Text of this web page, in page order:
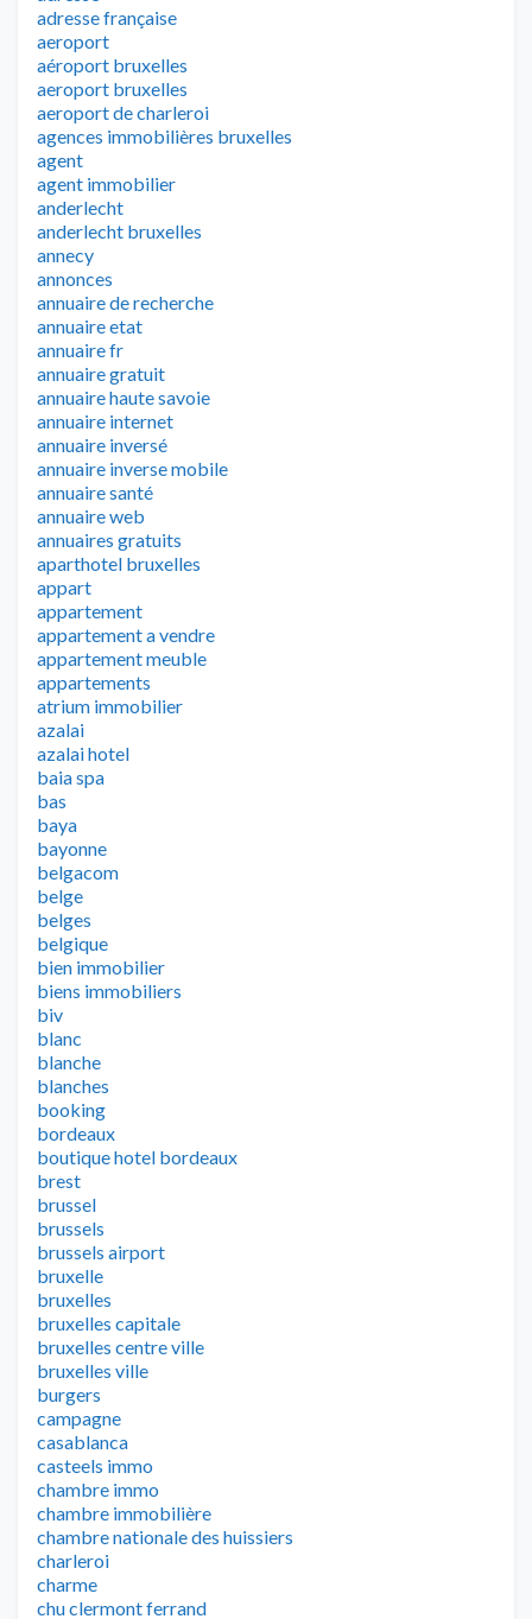
adresse française
aeroport
aéroport bruxelles
aeroport bruxelles
aeroport de charleroi
agences immobilières bruxelles
agent
agent immobilier
anderlecht
anderlecht bruxelles
annecy
annonces
annuaire de recherche
annuaire etat
annuaire fr
annuaire gratuit
annuaire haute savoie
annuaire internet
annuaire inversé
annuaire inverse mobile
annuaire santé
annuaire web
annuaires gratuits
aparthotel bruxelles
appart
appartement
appartement a vendre
appartement meuble
appartements
atrium immobilier
azalai
azalai hotel
baia spa
bas
baya
bayonne
belgacom
belge
belges
belgique
bien immobilier
biens immobiliers
biv
blanc
blanche
blanches
booking
bordeaux
boutique hotel bordeaux
brest
brussel
brussels
brussels airport
bruxelle
bruxelles
bruxelles capitale
bruxelles centre ville
bruxelles ville
burgers
campagne
casablanca
casteels immo
chambre immo
chambre immobilière
chambre nationale des huissiers
charleroi
charme
chu clermont ferrand